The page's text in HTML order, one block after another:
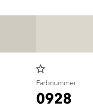
star_border
Farbnummer
0928